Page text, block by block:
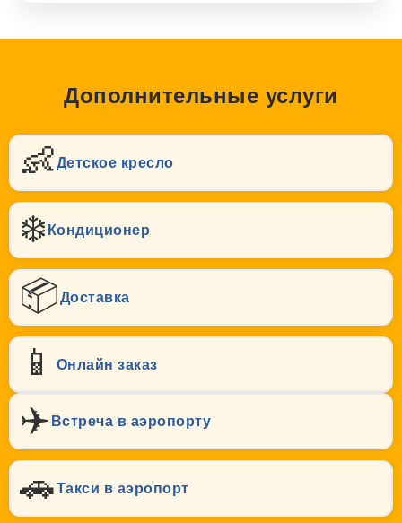
Дополнительные услуги
👶Детское кресло
❄️ Кондиционер
📦Доставка
📱 Онлайн заказ
✈️ Встреча в аэропорту
🚗Такси в аэропорт